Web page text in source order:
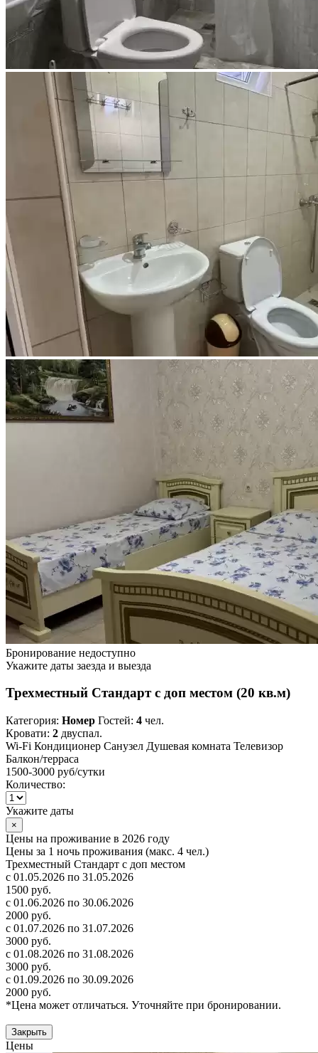
Бронирование недоступно
Укажите даты заезда и выезда
Трехместный Стандарт с доп местом (20 кв.м)
Категория: Номер Гостей: 4 чел.
Кровати: 2 двуспал.
Wi-Fi Кондиционер Санузел Душевая комната Телевизор
Балкон/терраса
1500-3000 руб/сутки
Количество:
Укажите даты
×
Цены на проживание в 2026 году
Цены за 1 ночь проживания (макс. 4 чел.)
Трехместный Стандарт с доп местом
с 01.05.2026 по 31.05.2026
1500 руб.
с 01.06.2026 по 30.06.2026
2000 руб.
с 01.07.2026 по 31.07.2026
3000 руб.
с 01.08.2026 по 31.08.2026
3000 руб.
с 01.09.2026 по 30.09.2026
2000 руб.
*Цена может отличаться. Уточняйте при бронировании.
Закрыть
Цены